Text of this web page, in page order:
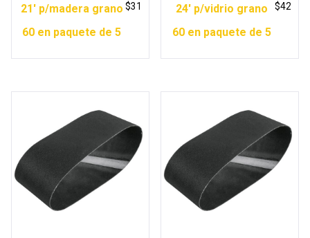
21′ p/madera grano
60 en paquete de 5
$31
24′ p/vidrio grano
60 en paquete de 5
$42